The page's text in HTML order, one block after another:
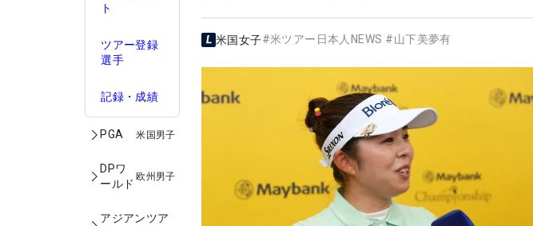
ト
ツアー登録
選手
記録・成績
PGA 米国男子
DPワ
ールド
欧州男子
アジアンツア
米国女子#米ツアー日本人NEWS #山下美夢有